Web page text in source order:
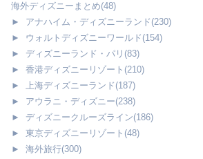
海外ディズニーまとめ(48)
►
アナハイム・ディズニーランド (230)
►
ウォルトディズニーワールド (154)
►
ディズニーランド・パリ (83)
►
香港ディズニーリゾート (210)
►
上海ディズニーランド (187)
►
アウラニ・ディズニー(238)
►
ディズニークルーズライン(186)
►
東京ディズニーリゾート (48)
►
海外旅行(300)